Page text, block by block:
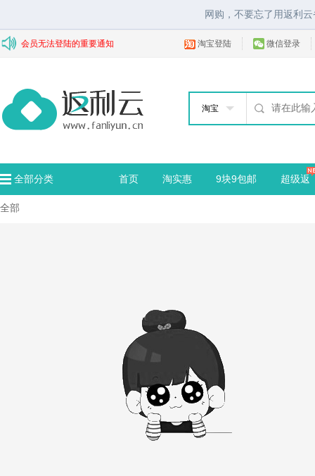
网购，不要忘了用返利
会员无法登陆的重要通知 淘宝登陆 微信登录
淘宝
全部分类 首页 淘实惠 9块9包邮 超级返
全部